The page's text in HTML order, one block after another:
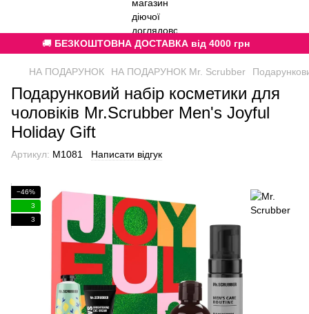
🚚 БЕЗКОШТОВНА ДОСТАВКА від 4000 грн
НА ПОДАРУНОК НА ПОДАРУНОК Mr. Scrubber
Подарунковий набір косметики для
чоловіків Mr.Scrubber Men's Joyful
Holiday Gift
Артикул: M1081 Написати відгук
−46%
3
3